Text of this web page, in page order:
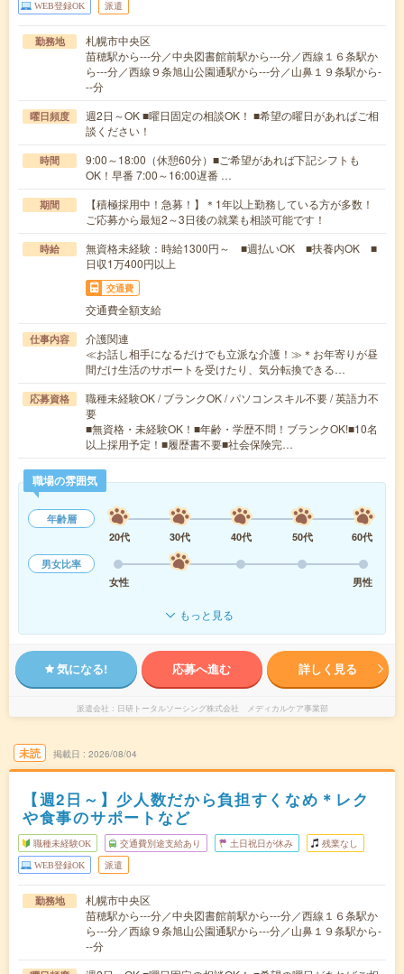
WEB登録OK 派遣
勤務地
札幌市中央区
苗穂駅から---分／中央図書館前駅から---分／西線１６条駅か
ら---分／西線９条旭山公園通駅から---分／山鼻１９条駅から-
--分
曜日頻度
週2日～OK ■曜日固定の相談OK！ ■希望の曜日があればご相
談ください！
時間
9:00～18:00（休憩60分）■ご希望があれば下記シフトも
OK！早番 7:00～16:00遅番 …
期間
【積極採用中！急募！】＊1年以上勤務している方が多数！
ご応募から最短2～3日後の就業も相談可能です！
時給
無資格未経験：時給1300円～ ■週払いOK ■扶養内OK ■
日収1万400円以上
交通費
交通費全額支給
仕事内容
介護関連
≪お話し相手になるだけでも立派な介護！≫＊お年寄りが昼
間だけ生活のサポートを受けたり、気分転換できる…
応募資格
職種未経験OK / ブランクOK / パソコンスキル不要 / 英語力不
要
■無資格・未経験OK！■年齢・学歴不問！ブランクOK!■10名
以上採用予定！■履歴書不要■社会保険完…
職場の雰囲気
年齢層
20代
30代 40代 50代
60代
男女比率
女性
男性
もっと見る
気になる! 応募へ進む 詳しく見る
派遣会社 日研トータルソーシング株式会社 メディカルケア事業部
未読 掲載日 2026/08/04
【週2日～】少人数だから負担すくなめ＊レク
や食事のサポートなど
職種未経験OK 交通費別途支給あり 土日祝日が休み 残業なし
WEB登録OK 派遣
勤務地
札幌市中央区
苗穂駅から---分／中央図書館前駅から---分／西線１６条駅か
ら---分／西線９条旭山公園通駅から---分／山鼻１９条駅から-
--分